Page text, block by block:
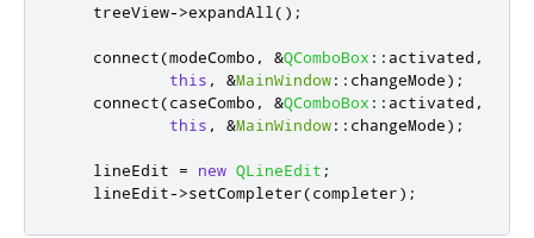
    treeView
->expandAll ();
    connect
(modeCombo , &QComboBox :: activated ,
this , &MainWindow:: changeMode);
    connect
(caseCombo , &QComboBox :: activated ,
this , &MainWindow:: changeMode);
    lineEdit
= new QLineEdit ;
    lineEdit
->setCompleter(completer);